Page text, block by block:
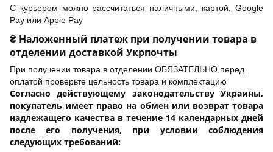
С курьером можно рассчитаться наличными, картой, Google
Pay или Apple Pay
₴ Наложенный платеж при получении товара в
отделении доставкой Укрпочты
При получении товара в отделении ОБЯЗАТЕЛЬНО перед
оплатой проверьте цельность товара и комплектацию
Согласно действующему законодательству Украины,
покупатель имеет право на обмен или возврат товара
надлежащего качества в течение 14 календарных дней
после его получения, при условии соблюдения
следующих требований: